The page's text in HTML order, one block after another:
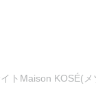
トMaison KOSÉ(